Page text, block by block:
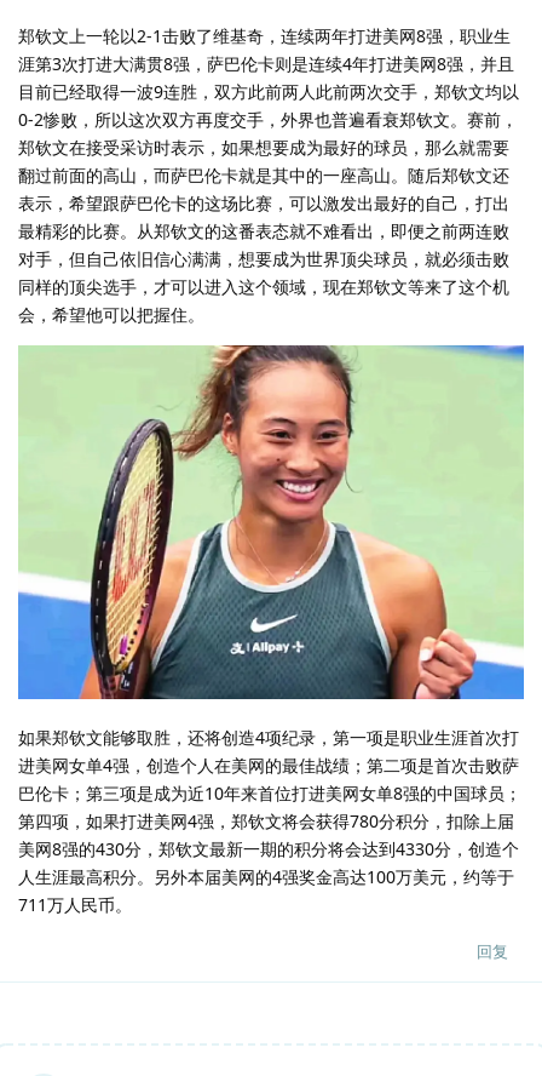
郑钦文上一轮以2-1击败了维基奇，连续两年打进美网8强，职业生
涯第3次打进大满贯8强，萨巴伦卡则是连续4年打进美网8强，并且
目前已经取得一波9连胜，双方此前两人此前两次交手，郑钦文均以
0-2惨败，所以这次双方再度交手，外界也普遍看衰郑钦文。赛前，
郑钦文在接受采访时表示，如果想要成为最好的球员，那么就需要
翻过前面的高山，而萨巴伦卡就是其中的一座高山。随后郑钦文还
表示，希望跟萨巴伦卡的这场比赛，可以激发出最好的自己，打出
最精彩的比赛。从郑钦文的这番表态就不难看出，即便之前两连败
对手，但自己依旧信心满满，想要成为世界顶尖球员，就必须击败
同样的顶尖选手，才可以进入这个领域，现在郑钦文等来了这个机
会，希望他可以把握住。
如果郑钦文能够取胜，还将创造4项纪录，第一项是职业生涯首次打
进美网女单4强，创造个人在美网的最佳战绩；第二项是首次击败萨
巴伦卡；第三项是成为近10年来首位打进美网女单8强的中国球员；
第四项，如果打进美网4强，郑钦文将会获得780分积分，扣除上届
美网8强的430分，郑钦文最新一期的积分将会达到4330分，创造个
人生涯最高积分。另外本届美网的4强奖金高达100万美元，约等于
711万人民币。
回复